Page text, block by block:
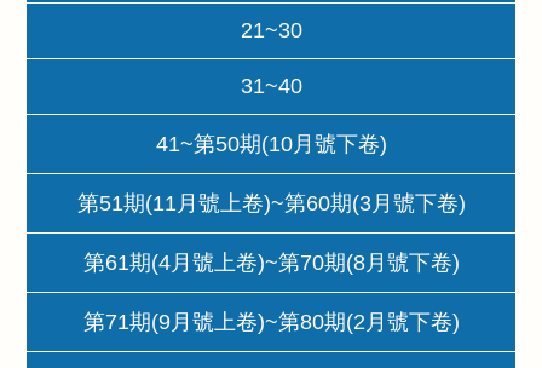
21~30
31~40
41~第50期(10月號下卷)
第51期(11月號上卷)~第60期(3月號下卷)
第61期(4月號上卷)~第70期(8月號下卷)
第71期(9月號上卷)~第80期(2月號下卷)